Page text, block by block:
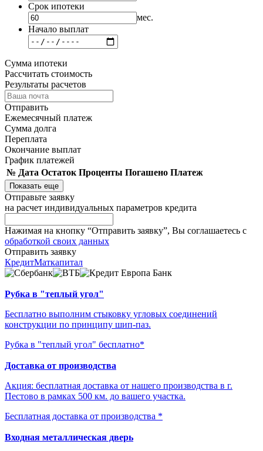
Срок ипотеки
мес.
Начало выплат
Сумма ипотеки
Рассчитать cтоимость
Результаты расчетов
Отправить
Ежемесячный платеж
Сумма долга
Переплата
Окончание выплат
График платежей
№ Дата Остаток Проценты Погашено Платеж
Показать еще
Отправьте заявку
на расчет индивидуальных параметров кредита
Нажимая на кнопку “Отправить заявку”, Вы соглашаетесь с
обработкой своих данных
Отправить заявку
КредитМаткапитал
Рубка в "теплый угол"
Бесплатно выполним стыковку угловых соединений
конструкции по принципу шип-паз.
Рубка в "теплый угол" бесплатно*
Доставка от производства
Акция: бесплатная доставка от нашего производства в г.
Пестово в рамках 500 км. до вашего участка.
Бесплатная доставка от производства *
Входная металлическая дверь